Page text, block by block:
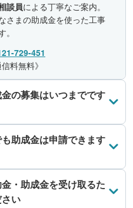
談員による丁寧なご案内。
さまの助成金を使った工事
729-451
料無料》
の募集はいつまでです
助成金は申請できます
・助成金を受け取るた
い